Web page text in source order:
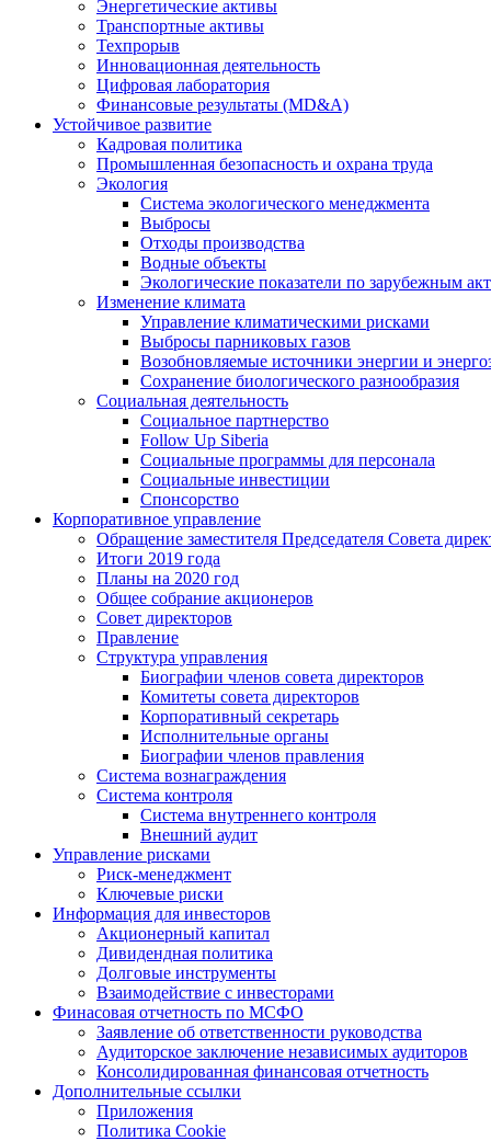
Энергетические активы
Транспортные активы
Техпрорыв
Инновационная деятельность
Цифровая лаборатория
Финансовые результаты (MD&A)
Устойчивое развитие
Кадровая политика
Промышленная безопасность и охрана труда
Экология
Система экологического менеджмента
Выбросы
Отходы производства
Водные объекты
Экологические показатели по зарубежным
Изменение климата
Управление климатическими рисками
Выбросы парниковых газов
Возобновляемые источники энергии и
Сохранение биологического разнообразия
Социальная деятельность
Социальное партнерство
Follow Up Siberia
Социальные программы для персонала
Социальные инвестиции
Спонсорство
Корпоративное управление
Обращение заместителя Председателя Совета
Итоги 2019 года
Планы на 2020 год
Общее собрание акционеров
Совет директоров
Правление
Структура управления
Биографии членов совета директоров
Комитеты совета директоров
Корпоративный секретарь
Исполнительные органы
Биографии членов правления
Система вознаграждения
Система контроля
Система внутреннего контроля
Внешний аудит
Управление рисками
Риск-менеджмент
Ключевые риски
Информация для инвесторов
Акционерный капитал
Дивидендная политика
Долговые инструменты
Взаимодействие с инвеcторами
Финасовая отчетность по МСФО
Заявление об ответственности руководства
Аудиторское заключение независимых аудиторов
Консолидированная финансовая отчетность
Дополнительные ссылки
Приложения
Политика Cookie